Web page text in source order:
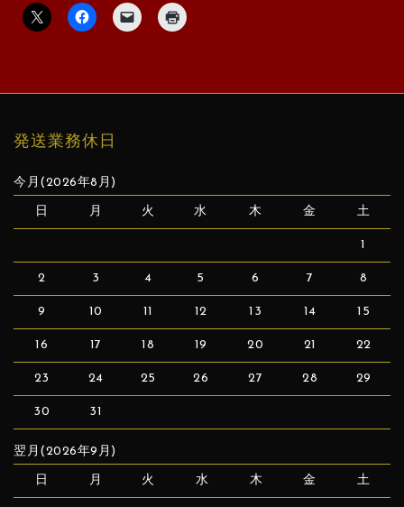
発送業務休日
今月(2026年8月)
日 月 火 水 木 金 土
1
2 3 4 5 6 7 8
9 10 11 12 13 14 15
16 17 18 19 20 21 22
23 24 25 26 27 28 29
30 31
翌月(2026年9月)
日 月 火 水 木 金 土